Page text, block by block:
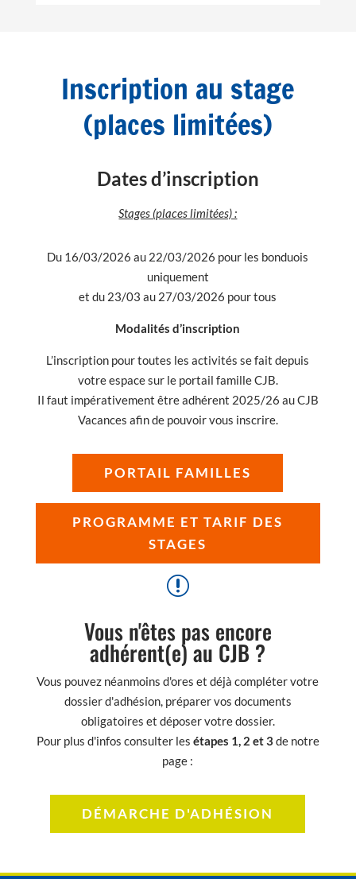
Inscription au stage
(places limitées)
Dates d’inscription
Stages (places limitées) :
Du 16/03/2026 au 22/03/2026 pour les bonduois
uniquement
et du 23/03 au 27/03/2026 pour tous
Modalités d’inscription
L’inscription pour toutes les activités se fait depuis
votre espace sur le portail famille CJB.
Il faut impérativement être adhérent 2025/26 au CJB
Vacances afin de pouvoir vous inscrire.
PORTAIL FAMILLES
PROGRAMME ET TARIF DES
STAGES
r
Vous n'êtes pas encore
adhérent(e) au CJB ?
Vous pouvez néanmoins d'ores et déjà compléter votre
dossier d'adhésion, préparer vos documents
obligatoires et déposer votre dossier.
Pour plus d'infos consulter les étapes 1, 2 et 3de notre
page :
DÉMARCHE D'ADHÉSION